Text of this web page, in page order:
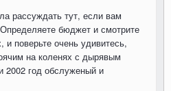
рассуждать тут, если вам
бюджет и смотрите
и поверьте очень удивитесь,
на коленях с дырявым
2002 год обслуженый и